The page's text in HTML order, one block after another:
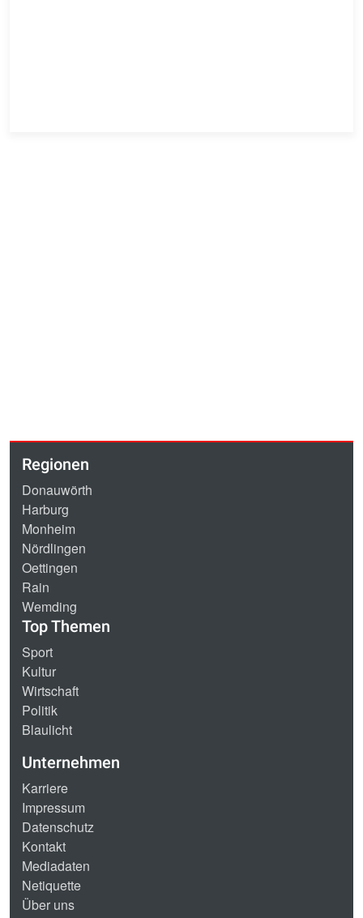
Regionen
Donauwörth
Harburg
Monheim
Nördlingen
Oettingen
Rain
Wemding
Top Themen
Sport
Kultur
Wirtschaft
Politik
Blaulicht
Unternehmen
Karriere
Impressum
Datenschutz
Kontakt
Mediadaten
Netiquette
Über uns